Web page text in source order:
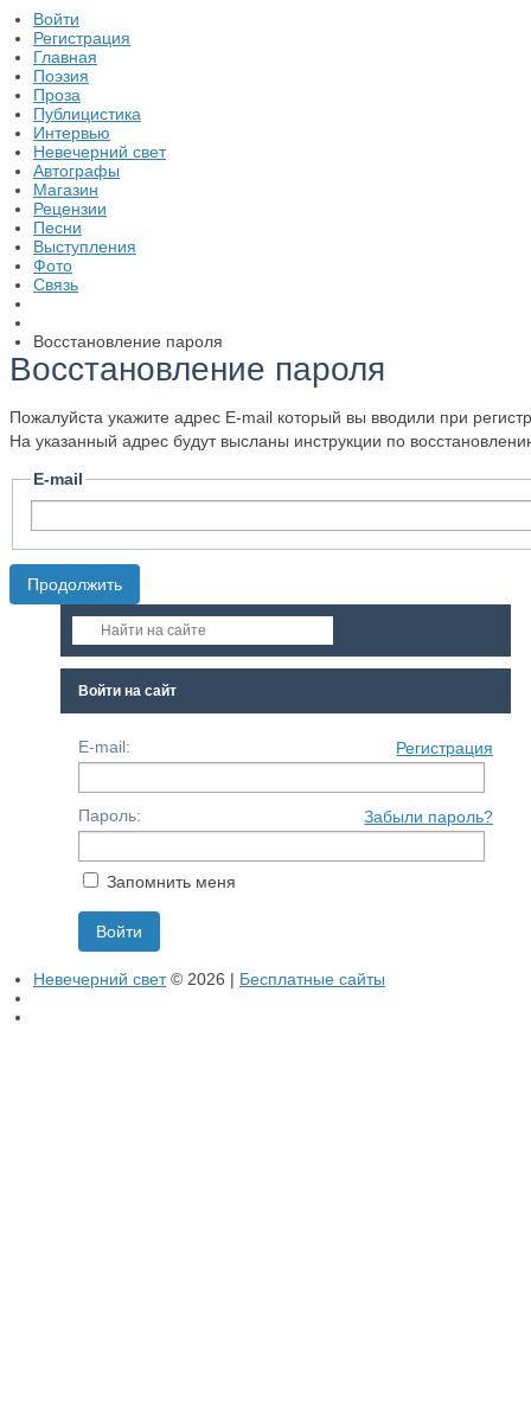
Войти
Регистрация
Главная
Поэзия
Проза
Публицистика
Интервью
Невечерний свет
Автографы
Магазин
Рецензии
Песни
Выступления
Фото
Связь
Восстановление пароля
Восстановление пароля
Пожалуйста укажите адрес E-mail который вы вводили при
На указанный адрес будут высланы инструкции по
E-mail
Войти на сайт
E-mail: Регистрация
Пароль: Забыли пароль?
Запомнить меня
Невечерний свет© 2026 | Бесплатные сайты